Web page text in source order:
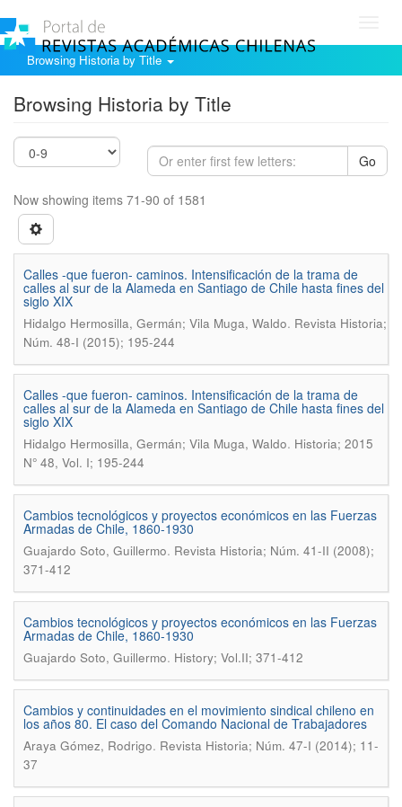
Browsing Historia by Title
Browsing Historia by Title
Go
Now showing items 71-90 of 1581
Calles -que fueron- caminos. Intensificación de la trama de
calles al sur de la Alameda en Santiago de Chile hasta fines del
siglo XIX
Hidalgo Hermosilla, Germán; Vila Muga, Waldo. Revista Historia;
Núm. 48-I (2015); 195-244
Calles -que fueron- caminos. Intensificación de la trama de
calles al sur de la Alameda en Santiago de Chile hasta fines del
siglo XIX
Hidalgo Hermosilla, Germán; Vila Muga, Waldo. Historia; 2015
N° 48, Vol. I; 195-244
Cambios tecnológicos y proyectos económicos en las Fuerzas
Armadas de Chile, 1860-1930
Guajardo Soto, Guillermo. Revista Historia; Núm. 41-II (2008);
371-412
Cambios tecnológicos y proyectos económicos en las Fuerzas
Armadas de Chile, 1860-1930
Guajardo Soto, Guillermo. History; Vol.II; 371-412
Cambios y continuidades en el movimiento sindical chileno en
los años 80. El caso del Comando Nacional de Trabajadores
Araya Gómez, Rodrigo. Revista Historia; Núm. 47-I (2014); 11-
37